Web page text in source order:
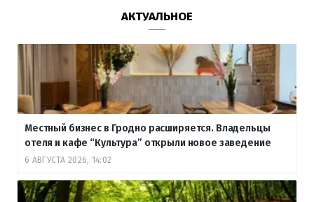
АКТУАЛЬНОЕ
Местный бизнес в Гродно расширяется. Владельцы
отеля и кафе “Культура” открыли новое заведение
6 АВГУСТА 2026, 14:02